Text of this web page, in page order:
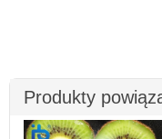
Produkty